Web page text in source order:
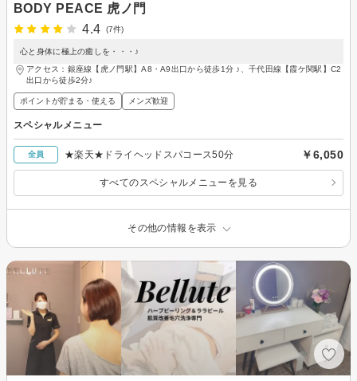
BODY PEACE 虎ノ門
4.4
(7件)
心と身体に極上の癒しを・・・♪
アクセス：銀座線【虎ノ門駅】A8・A9出口から徒歩1分 ♪、千代田線【霞ケ関駅】C2
出口から徒歩2分♪
ポイントが貯まる・使える メンズ歓迎
スペシャルメニュー
全員 ★楽天★ドライヘッドスパコース50分 ￥6,050
すべてのスペシャルメニューを見る
その他の情報を表示